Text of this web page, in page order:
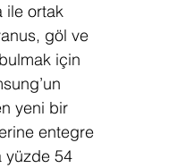
ile ortak
göl ve
için
yeni bir
entegre
yüzde 54